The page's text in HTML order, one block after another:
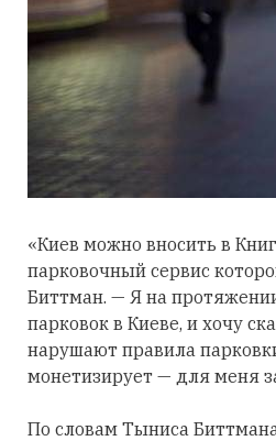
«Киев можно вносить в
парковочный сервис
Биттман. — Я на
парковок в Киеве, и хочу
нарушают правила
монетизирует — для меня
По словам Тыниса